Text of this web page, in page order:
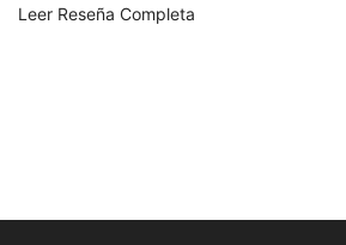
Leer Reseña Completa